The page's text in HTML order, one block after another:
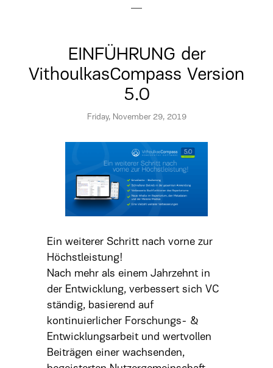
EINFÜHRUNG der
VithoulkasCompass Version
5.0
Friday, November 29, 2019
Ein weiterer Schritt nach vorne zur
Höchstleistung!
Nach mehr als einem Jahrzehnt in
der Entwicklung, verbessert sich VC
ständig, basierend auf
kontinuierlicher Forschungs- &
Entwicklungsarbeit und wertvollen
Beiträgen einer wachsenden,